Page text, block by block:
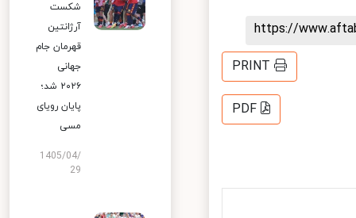
https://
PRINT
PDF
شکست
آرژانتین
قهرمان جام
جهانی
۲۰۲۶ شد؛
پایان رویای
مسی
1405/04/
29